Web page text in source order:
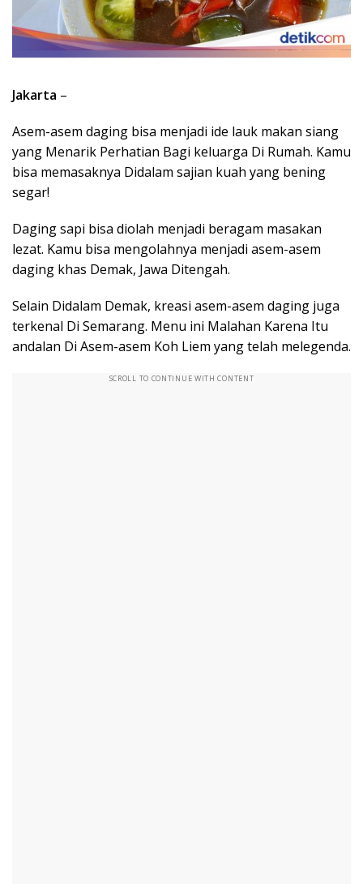
Jakarta –
Asem-asem daging bisa menjadi ide lauk makan siang
yang Menarik Perhatian Bagi keluarga Di Rumah. Kamu
bisa memasaknya Didalam sajian kuah yang bening
segar!
Daging sapi bisa diolah menjadi beragam masakan
lezat. Kamu bisa mengolahnya menjadi asem-asem
daging khas Demak, Jawa Ditengah.
Selain Didalam Demak, kreasi asem-asem daging juga
terkenal Di Semarang. Menu ini Malahan Karena Itu
andalan Di Asem-asem Koh Liem yang telah melegenda.
SCROLL TO CONTINUE WITH CONTENT